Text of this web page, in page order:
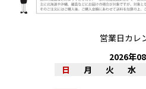
営業日カレ
2026年08
日
月 火 水